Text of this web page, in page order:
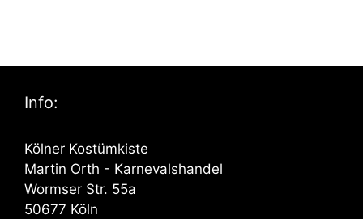
Info:
Kölner Kostümkiste
Martin Orth - Karnevalshandel
Wormser Str. 55a
50677 Köln